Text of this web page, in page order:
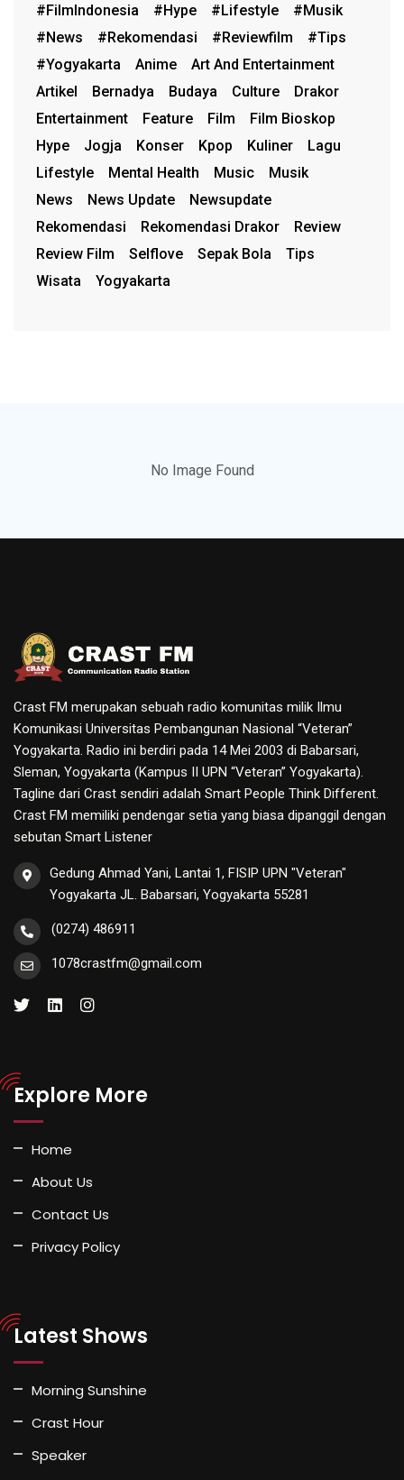
#FilmIndonesia
#hype #lifestyle
#musik
#News
#rekomendasi #reviewfilm
#Tips
#Yogyakarta
Anime
Art And Entertainment
Artikel
Bernadya Budaya Culture
Drakor
Entertainment
Feature Film
Film Bioskop
Hype
Jogja Konser Kpop Kuliner
Lagu
Lifestyle
Mental Health Music
Musik
News
News Update
Newsupdate
Rekomendasi
Rekomendasi Drakor
Review
Review Film
Selflove Sepak Bola
Tips
Wisata
Yogyakarta
No Image Found
Crast FM merupakan sebuah radio komunitas milik Ilmu
Komunikasi Universitas Pembangunan Nasional “Veteran”
Yogyakarta. Radio ini berdiri pada 14 Mei 2003 di Babarsari,
Sleman, Yogyakarta (Kampus II UPN “Veteran” Yogyakarta).
Tagline dari Crast sendiri adalah Smart People Think Different.
Crast FM memiliki pendengar setia yang biasa dipanggil dengan
sebutan Smart Listener
Gedung Ahmad Yani, Lantai 1, FISIP UPN "Veteran"
Yogyakarta JL. Babarsari, Yogyakarta 55281
(0274) 486911
1078crastfm@gmail.com
Explore More
Home
About Us
Contact Us
Privacy Policy
Latest Shows
Morning Sunshine
Crast Hour
Speaker